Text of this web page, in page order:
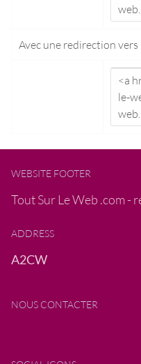
Avec une redirection vers
WEBSITE FOOTER
Tout Sur Le Web .com -
ADDRESS
A2CW
NOUS CONTACTER